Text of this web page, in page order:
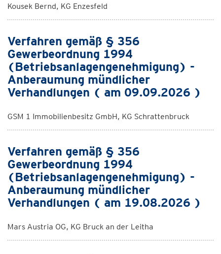
Kousek Bernd, KG Enzesfeld
Verfahren gemäß § 356
Gewerbeordnung 1994
(Betriebsanlagengenehmigung) -
Anberaumung mündlicher
Verhandlungen ( am 09.09.2026 )
GSM 1 Immobilienbesitz GmbH, KG Schrattenbruck
Verfahren gemäß § 356
Gewerbeordnung 1994
(Betriebsanlagengenehmigung) -
Anberaumung mündlicher
Verhandlungen ( am 19.08.2026 )
Mars Austria OG, KG Bruck an der Leitha